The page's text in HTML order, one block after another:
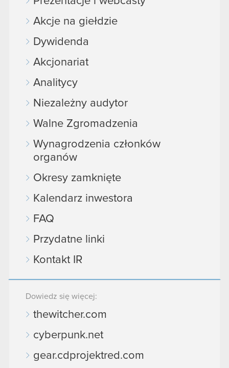
Akcje na giełdzie
Dywidenda
Akcjonariat
Analitycy
Niezależny audytor
Walne Zgromadzenia
Wynagrodzenia członków
organów
Okresy zamknięte
Kalendarz inwestora
FAQ
Przydatne linki
Kontakt IR
Dowiedz się więcej:
thewitcher.com
cyberpunk.net
gear.cdprojektred.com